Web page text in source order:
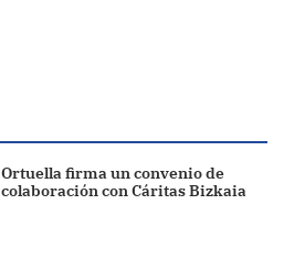
Ortuella firma un convenio de
colaboración con Cáritas Bizkaia